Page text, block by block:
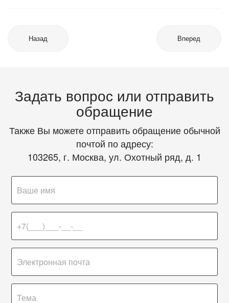
Назад Вперед
Задать вопрос или отправить
обращение
Также Вы можете отправить обращение обычной
почтой по адресу:
103265, г. Москва, ул. Охотный ряд, д. 1